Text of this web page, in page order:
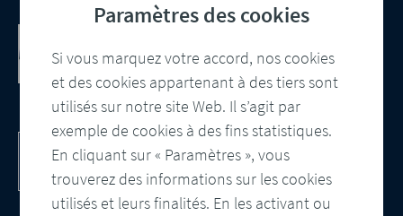
Paramètres des cookies
Si vous marquez votre accord, nos cookies
et des cookies appartenant à des tiers sont
utilisés sur notre site Web. Il s’agit par
exemple de cookies à des fins statistiques.
En cliquant sur « Paramètres », vous
trouverez des informations sur les cookies
utilisés et leurs finalités. En les activant ou
cloud Salesforce
Intégration, gestion centralisée des
modèles et contrôle automatisé des
sorties
DocBridge® Communication Suite
Customer Communication Management
Solution native du cloud